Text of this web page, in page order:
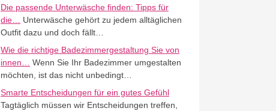
Die passende Unterwäsche finden: Tipps für
die…
Unterwäsche gehört zu jedem alltäglichen
Outfit dazu und doch fällt…
Wie die richtige Badezimmergestaltung Sie von
innen…
Wenn Sie Ihr Badezimmer umgestalten
möchten, ist das nicht unbedingt…
Smarte Entscheidungen für ein gutes Gefühl
Tagtäglich müssen wir Entscheidungen treffen,